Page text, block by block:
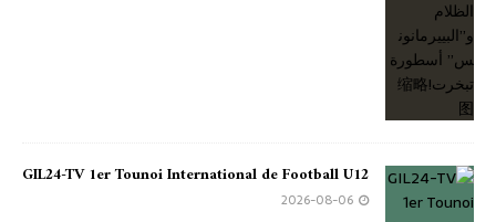
GIL24-TV 1er Tounoi International de Football U12
2026-08-06